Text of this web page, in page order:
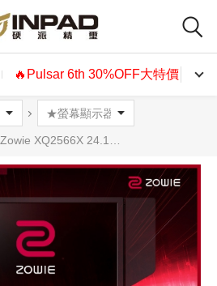
🔥Pulsar 6th 30%OFF大特價🔥
Zowie XQ2566X 24.1吋專業電競螢幕 360Hz DyAc3